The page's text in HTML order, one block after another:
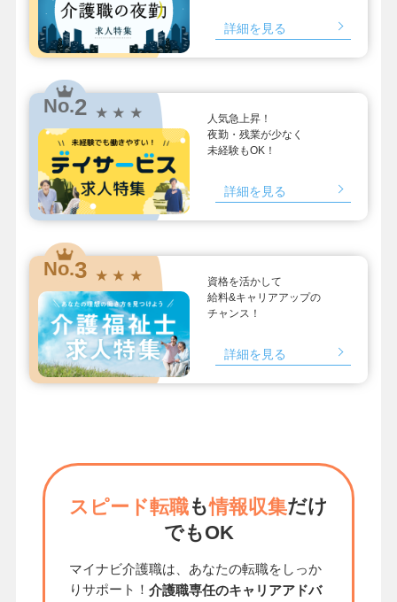
詳細を見る
No.2 ★ ★ ★
人気急上昇！
夜勤・残業が少なく
未経験もOK！
詳細を見る
No.3 ★ ★ ★
資格を活かして
給料&キャリアアップの
チャンス！
詳細を見る
スピード転職も情報収集だけ
でもOK
マイナビ介護職は、あなたの転職をしっか
りサポート！ 介護職専任のキャリアアドバ